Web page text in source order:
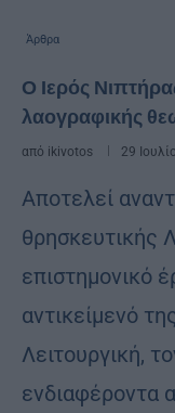
Άρθρα
Ο Ιερός
λαογραφικής
από ikivotos 29
Αποτελεί
θρησκευτικής
επιστημονικό
αντικείμενό
Λειτουργική,
ενδιαφέροντα